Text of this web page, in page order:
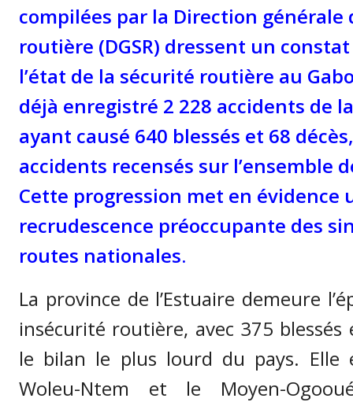
compilées par la Direction générale
routière (DGSR) dressent un
l’état de la sécurité routière au
déjà enregistré 2 228 accidents de
ayant causé 640 blessés et 68
accidents recensés sur l’ensemble
Cette progression met en évidence
recrudescence préoccupante des
routes nationales.
La province de l’Estuaire demeure
insécurité routière, avec 375
le bilan le plus lourd du pays. Elle
Woleu-Ntem et le Moyen-